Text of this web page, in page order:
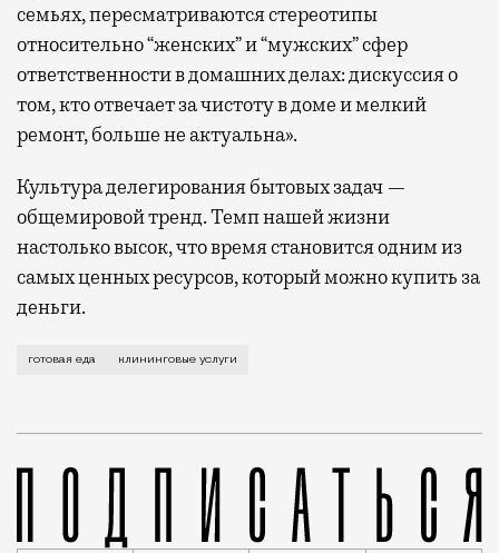
семьях, пересматриваются стереотипы
относительно “женских” и “мужских” сфер
ответственности в домашних делах: дискуссия о
том, кто отвечает за чистоту в доме и мелкий
ремонт, больше не актуальна».
Культура делегирования бытовых задач —
общемировой тренд. Темп нашей жизни
настолько высок, что время становится одним из
самых ценных ресурсов, который можно купить за
деньги.
Пироги из духовки или борщи собственного
готовая еда клининговые услуги